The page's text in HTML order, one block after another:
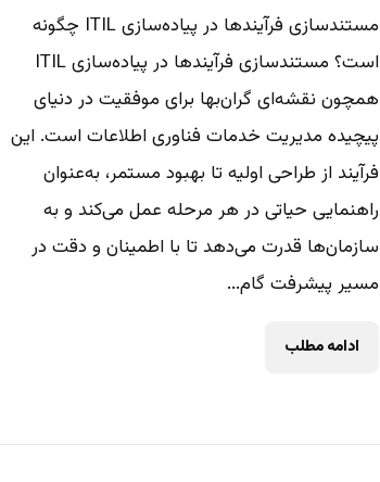
مستندسازی فرآیندها در پیاده‌سازی ITIL چگونه
است؟ مستندسازی فرآیندها در پیاده‌سازی ITIL
همچون نقشه‌ای گران‌بها برای موفقیت در دنیای
پیچیده مدیریت خدمات فناوری اطلاعات است. این
فرآیند از طراحی اولیه تا بهبود مستمر، به‌عنوان
راهنمایی حیاتی در هر مرحله عمل می‌کند و به
سازمان‌ها قدرت می‌دهد تا با اطمینان و دقت در
مسیر پیشرفت گام...
ادامه مطلب